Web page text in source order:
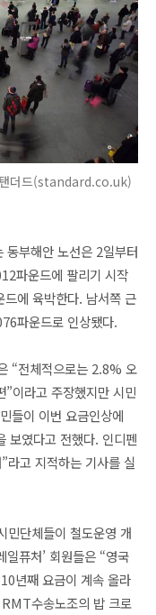
탠더드(standard.co.uk)
동부해안 노선은 2일부터
파운드에 팔리기 시작
에 육박한다. 남서쪽 근
파운드로 인상됐다.
“전체적으로는 2.8% 오
이라고 주장했지만 시민
들이 이번 요금인상에
였다고 전했다. 인디펜
라고 지적하는 기사를 실
민단체들이 철도운영 개
퓨처’ 회원들은 “영국
년째 요금이 계속 올라
수송노조의 밥 크로